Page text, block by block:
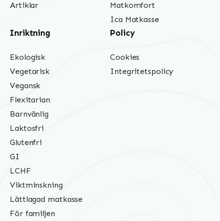
Artiklar
Matkomfort
Ica Matkasse
Inriktning
Ekologisk
Vegetarisk
Vegansk
Flexitarian
Barnvänlig
Laktosfri
Glutenfri
GI
LCHF
Viktminskning
Lättlagad matkasse
För familjen
Policy
Cookies
Integritetspolicy